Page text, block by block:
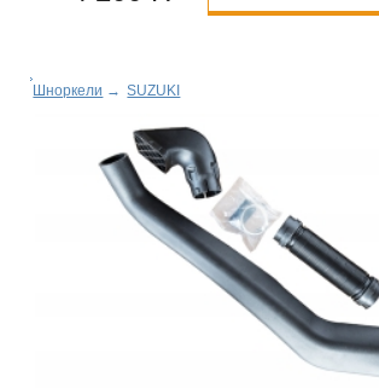
Шноркели → SUZUKI